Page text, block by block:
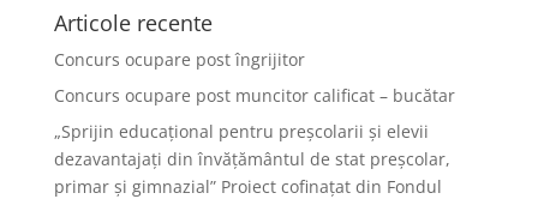
Articole recente
Concurs ocupare post îngrijitor
Concurs ocupare post muncitor calificat – bucătar
„Sprijin educațional pentru preșcolarii și elevii
dezavantajați din învățământul de stat preșcolar,
primar și gimnazial” Proiect cofinațat din Fondul